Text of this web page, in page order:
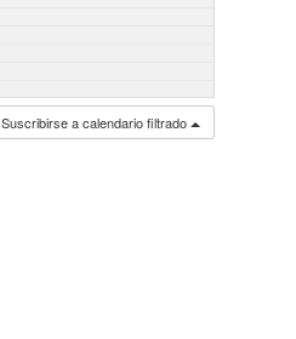
Suscribirse a calendario filtrado